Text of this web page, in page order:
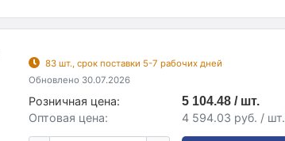
83 шт., срок поставки 5-7 рабочих дней
Обновлено 30.07.2026
Розничная цена:
5 104.48 / шт.
Оптовая цена:
4 594.03 руб. / шт.